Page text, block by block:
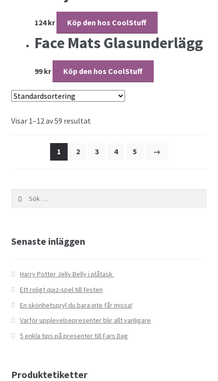
124kr Köp den hos CoolStuff
Face Mats Glasunderlägg
99kr Köp den hos CoolStuff
Visar 1–12 av 59 resultat
1 2 3 4 5 →
Sök efter:
Senaste inläggen
Harry Potter Jelly Belly i plåtask
Ett roligt quiz-spel till festen
En skönhetspryl du bara inte får missa!
Varför upplevelsepresenter blir allt vanligare
5 enkla tips på presenter till Fars Dag
Produktetiketter